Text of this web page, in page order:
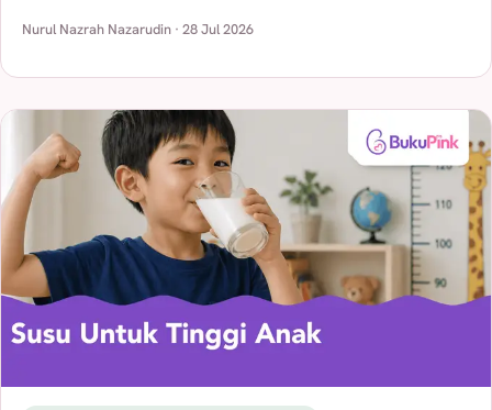
Nurul Nazrah Nazarudin · 28 Jul 2026